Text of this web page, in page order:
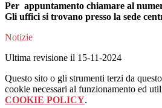
Per appuntamento chiamare al
Gli uffici si trovano presso la sede
Notizie
Ultima revisione il 15-11-2024
Questo sito o gli strumenti terzi da
cookie necessari al funzionamento ed
COOKIE POLICY.